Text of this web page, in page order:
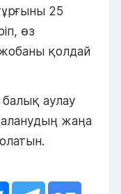
25
өз
қолдай
аулау
жаңа